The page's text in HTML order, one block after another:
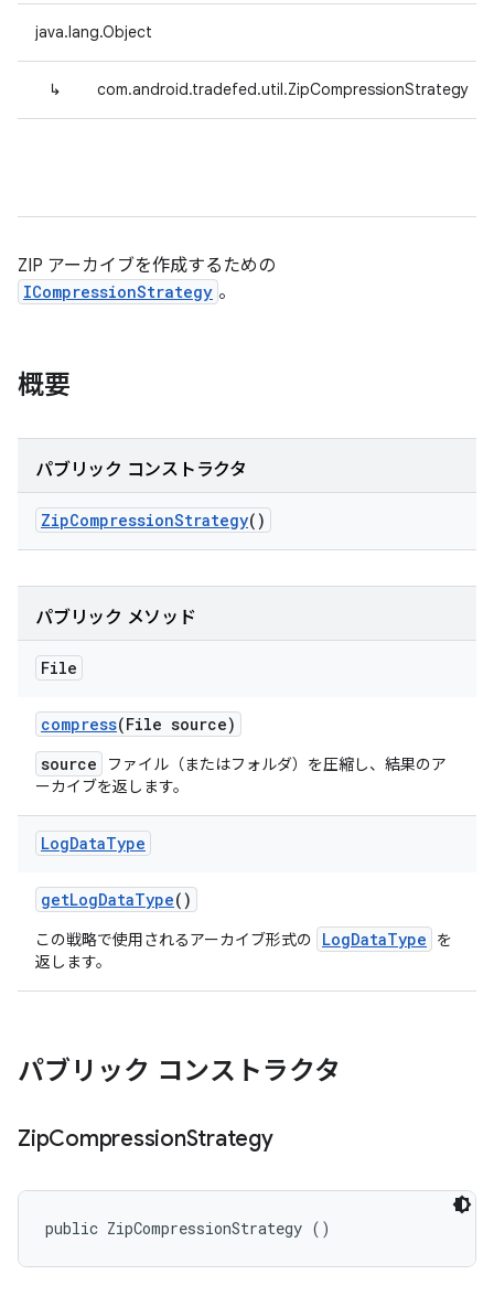
java.lang.Object
↳ com.android.tradefed.util.ZipCompressionStrategy
ZIP アーカイブを作成するための
ICompressionStrategy 。
概要
パブリック コンストラクタ
ZipCompressionStrategy()
パブリック メソッド
File
compress(File source)
source
ファイル（またはフォルダ）を圧縮し、結果のア
ーカイブを返します。
LogDataType
getLogDataType()
この戦略で使用されるアーカイブ形式の LogDataType
を
返します。
パブリック コンストラクタ
ZipCompressionStrategy
public ZipCompressionStrategy ()